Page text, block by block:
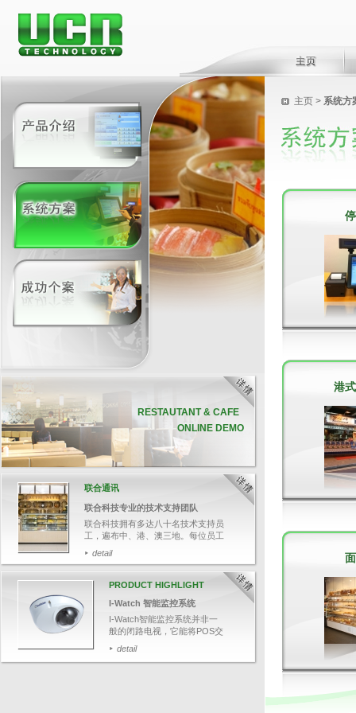
RESTAUTANT & CAFE
ONLINE DEMO
联合通讯
联合科技专业的技术支持团队
联合科技拥有多达八十名技术支持员
工，遍布中、港、澳三地。每位员工
培训员的严格评核，确保他们有充足
的技术知识，帮助客户解答各种疑
难。
员郑先生，了解联合科技如何为客人
提供迅速和专业的技术支持服务。
detail
PRODUCT HIGHLIGHT
I-Watch 智能监控系统
I-Watch智能监控系统并非一
般的闭路电视，它能将POS交
入关键文字，如：项目名称、
整单取消、更改付款等，快速
detail
主页 > 系统方
港